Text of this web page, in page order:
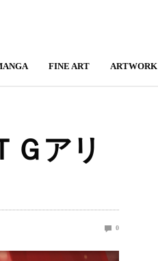
FINE ART ARTWORK
Ｇアリ
0